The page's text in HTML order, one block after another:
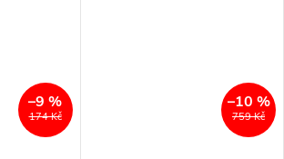
174 Kč
–9 %
759 Kč
–10 %